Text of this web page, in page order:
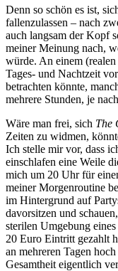
Denn so schön es ist,
fallenzulassen – nach
auch langsam der Kopf
meiner Meinung nach,
würde. An einem
Tages- und Nachtzeit
betrachten könnte,
mehrere Stunden, je
Wäre man frei, sich The
Zeiten zu widmen,
Ich stelle mir vor, dass
einschlafen eine Weile
mich um 20 Uhr für
meiner Morgenroutine
im Hintergrund auf
davorsitzen und
sterilen Umgebung
20 Euro Eintritt gezahlt
an mehreren Tagen
Gesamtheit eigentlich